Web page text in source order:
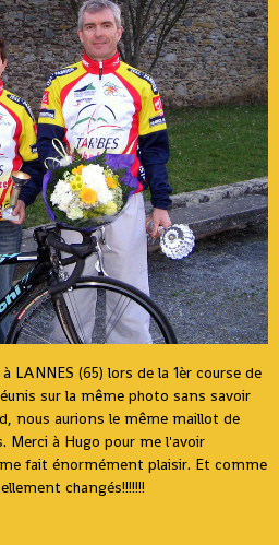
(65) lors de la 1èr course de
sur la même photo sans savoir
nous aurions le même maillot de
Merci à Hugo pour me l'avoir
fait énormément plaisir. Et comme
changés!!!!!!!